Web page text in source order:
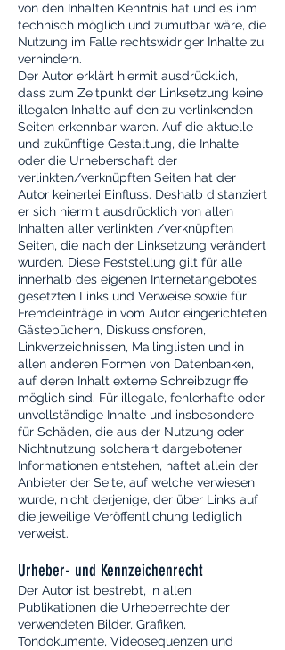
von den Inhalten Kenntnis hat und es ihm
technisch möglich und zumutbar wäre, die
Nutzung im Falle rechtswidriger Inhalte zu
verhindern.
Der Autor erklärt hiermit ausdrücklich,
dass zum Zeitpunkt der Linksetzung keine
illegalen Inhalte auf den zu verlinkenden
Seiten erkennbar waren. Auf die aktuelle
und zukünftige Gestaltung, die Inhalte
oder die Urheberschaft der
verlinkten/verknüpften Seiten hat der
Autor keinerlei Einfluss. Deshalb distanziert
er sich hiermit ausdrücklich von allen
Inhalten aller verlinkten /verknüpften
Seiten, die nach der Linksetzung verändert
wurden. Diese Feststellung gilt für alle
innerhalb des eigenen Internetangebotes
gesetzten Links und Verweise sowie für
Fremdeinträge in vom Autor eingerichteten
Gästebüchern, Diskussionsforen,
Linkverzeichnissen, Mailinglisten und in
allen anderen Formen von Datenbanken,
auf deren Inhalt externe Schreibzugriffe
möglich sind. Für illegale, fehlerhafte oder
unvollständige Inhalte und insbesondere
für Schäden, die aus der Nutzung oder
Nichtnutzung solcherart dargebotener
Informationen entstehen, haftet allein der
Anbieter der Seite, auf welche verwiesen
wurde, nicht derjenige, der über Links auf
die jeweilige Veröffentlichung lediglich
verweist.
Urheber- und Kennzeichenrecht
Der Autor ist bestrebt, in allen
Publikationen die Urheberrechte der
verwendeten Bilder, Grafiken,
Tondokumente, Videosequenzen und